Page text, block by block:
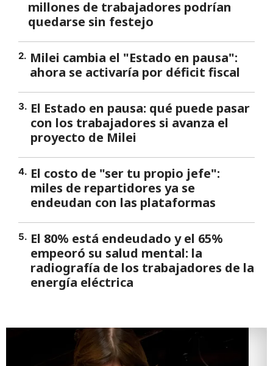
millones de trabajadores podrían
quedarse sin festejo
2. Milei cambia el "Estado en pausa":
ahora se activaría por déficit fiscal
3. El Estado en pausa: qué puede pasar
con los trabajadores si avanza el
proyecto de Milei
4. El costo de "ser tu propio jefe":
miles de repartidores ya se
endeudan con las plataformas
5. El 80% está endeudado y el 65%
empeoró su salud mental: la
radiografía de los trabajadores de la
energía eléctrica